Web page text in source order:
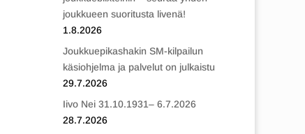
joukkueen suoritusta livenä!
1.8.2026
Joukkuepikashakin SM-kilpailun
käsiohjelma ja palvelut on julkaistu
29.7.2026
Iivo Nei 31.10.1931– 6.7.2026
28.7.2026